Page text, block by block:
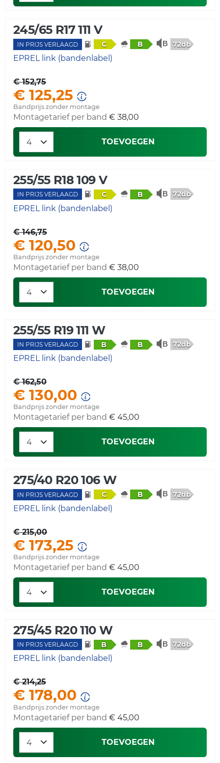
245/65 R17 111 V
IN PRIJS VERLAAGD C B 72db
EPREL link (bandenlabel)
€ 152,75
€ 125,25
Bandprijs zonder montage
Montagetarief per band € 38,00
TOEVOEGEN
255/55 R18 109 V
IN PRIJS VERLAAGD C B 72db
EPREL link (bandenlabel)
€ 146,75
€ 120,50
Bandprijs zonder montage
Montagetarief per band € 38,00
TOEVOEGEN
255/55 R19 111 W
IN PRIJS VERLAAGD B B 72db
EPREL link (bandenlabel)
€ 162,50
€ 130,00
Bandprijs zonder montage
Montagetarief per band € 45,00
TOEVOEGEN
275/40 R20 106 W
IN PRIJS VERLAAGD C B 72db
EPREL link (bandenlabel)
€ 215,00
€ 173,25
Bandprijs zonder montage
Montagetarief per band € 45,00
TOEVOEGEN
275/45 R20 110 W
IN PRIJS VERLAAGD B B 72db
EPREL link (bandenlabel)
€ 214,25
€ 178,00
Bandprijs zonder montage
Montagetarief per band € 45,00
TOEVOEGEN